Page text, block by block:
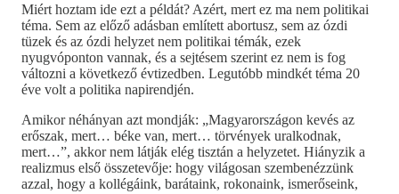
Miért hoztam ide ezt a példát? Azért, mert ez ma nem politikai
téma. Sem az előző adásban említett abortusz, sem az ózdi
tüzek és az ózdi helyzet nem politikai témák, ezek
nyugvóponton vannak, és a sejtésem szerint ez nem is fog
változni a következő évtizedben. Legutóbb mindkét téma 20
éve volt a politika napirendjén.
Amikor néhányan azt mondják: „Magyarországon kevés az
erőszak, mert… béke van, mert… törvények uralkodnak,
mert…”, akkor nem látják elég tisztán a helyzetet. Hiányzik a
realizmus első összetevője: hogy világosan szembenézzünk
azzal, hogy a kollégáink, barátaink, rokonaink, ismerőseink,